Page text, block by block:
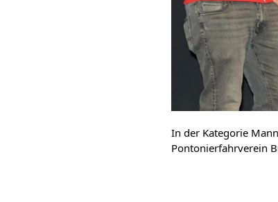
In der Kategorie
Pontonierfahrverein